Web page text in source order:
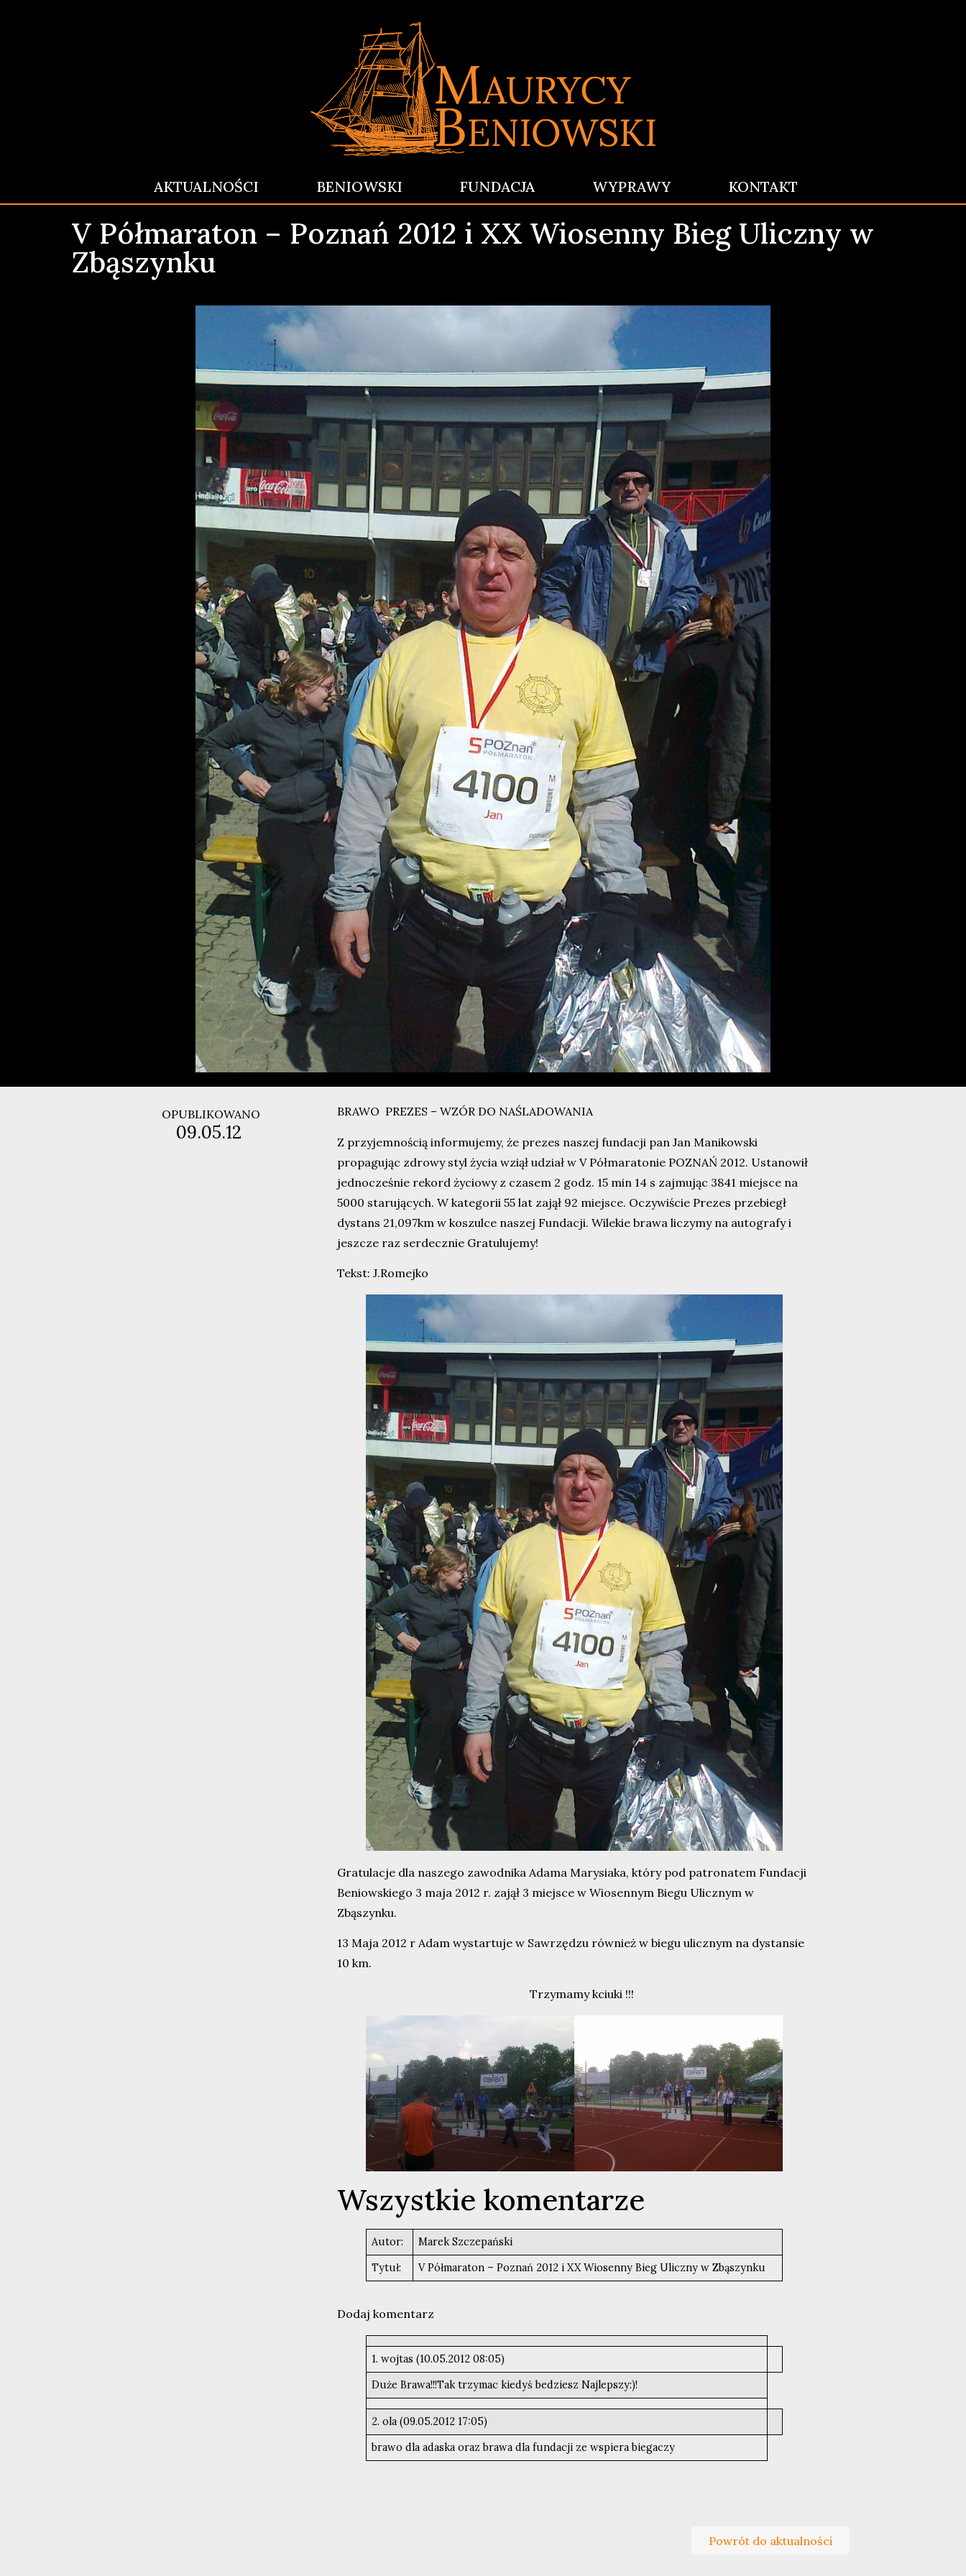
AKTUALNOŚCI BENIOWSKI FUNDACJA WYPRAWY KONTAKT
V Półmaraton – Poznań 2012 i XX Wiosenny Bieg Uliczny w
Zbąszynku
OPUBLIKOWANO
09.05.12
BRAWO PREZES – WZÓR DO NAŚLADOWANIA
Z przyjemnością informujemy, że prezes naszej fundacji pan Jan Manikowski
propagując zdrowy styl życia wziął udział w V Półmaratonie POZNAŃ 2012. Ustanowił
jednocześnie rekord życiowy z czasem 2 godz. 15 min 14 s zajmując 3841 miejsce na
5000 starujących. W kategorii 55 lat zajął 92 miejsce. Oczywiście Prezes przebiegł
dystans 21,097km w koszulce naszej Fundacji. Wilekie brawa liczymy na autografy i
jeszcze raz serdecznie Gratulujemy!
Tekst: J.Romejko
Gratulacje dla naszego zawodnika Adama Marysiaka, który pod patronatem Fundacji
Beniowskiego 3 maja 2012 r. zajął 3 miejsce w Wiosennym Biegu Ulicznym w
Zbąszynku.
13 Maja 2012 r Adam wystartuje w Sawrzędzu również w biegu ulicznym na dystansie
10 km.
Trzymamy kciuki !!!
Wszystkie komentarze
Autor:
Marek Szczepański
Tytuł:
V Półmaraton – Poznań 2012 i XX Wiosenny Bieg Uliczny w Zbąszynku
Dodaj komentarz
1. wojtas (10.05.2012 08:05)
Duże Brawa!!!Tak trzymac kiedyś bedziesz Najlepszy:)!
2. ola (09.05.2012 17:05)
brawo dla adaska oraz brawa dla fundacji ze wspiera biegaczy
Powrót do aktualności